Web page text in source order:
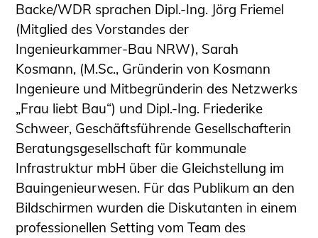
Informationen für Schülerinnen,
Schüler und Studierende
Projekte für Schülerinnen und Schüler
START.ING. Das Studierenden Praxis-
Programm
Wissenswertes für Studierende
Wettbewerbe für Studierende
BLING.BLING.
Kammer Newsletter
Presse
Kontakt und Anfahrt
Backe/WDR sprachen Dipl.-Ing. Jörg Friemel
(Mitglied des Vorstandes der
Ingenieurkammer-Bau NRW), Sarah
Kosmann, (M.Sc., Gründerin von Kosmann
Ingenieure und Mitbegründerin des Netzwerks
„Frau liebt Bau“) und Dipl.-Ing. Friederike
Schweer, Geschäftsführende Gesellschafterin
Beratungsgesellschaft für kommunale
Infrastruktur mbH über die Gleichstellung im
Bauingenieurwesen. Für das Publikum an den
Bildschirmen wurden die Diskutanten in einem
professionellen Setting vom Team des